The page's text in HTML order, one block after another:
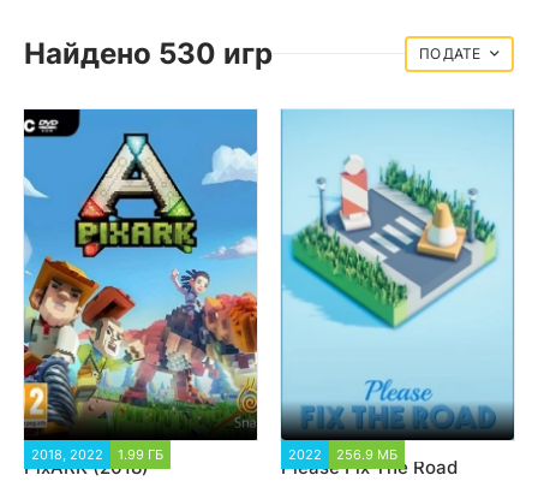
Найдено 530 игр ДАТЕ
2018, 2022 1.99 ГБ
PixARK (2018)
2022 256.9 МБ
Please Fix The Road